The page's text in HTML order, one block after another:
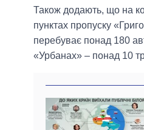
Також додають, що на
пунктах пропуску
перебуває понад 180
«Урбанах» – понад 10